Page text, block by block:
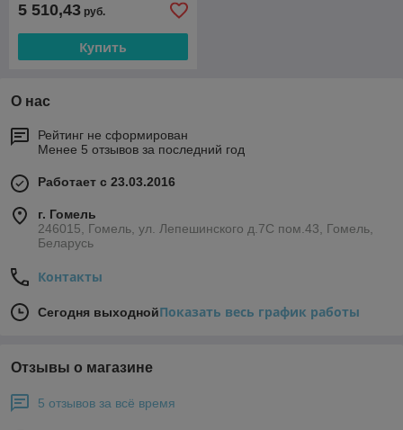
5 510,43 руб.
Купить
О нас
Рейтинг не сформирован
Менее 5 отзывов за последний год
Работает с 23.03.2016
г. Гомель
246015, Гомель, ул. Лепешинского д.7С пом.43, Гомель,
Беларусь
Контакты
Сегодня выходнойПоказать весь график работы
Отзывы о магазине
5 отзывов за всё время